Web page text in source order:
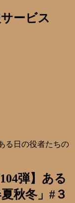
ービス
る日の役者たちの
弾】ある
秋冬」#３